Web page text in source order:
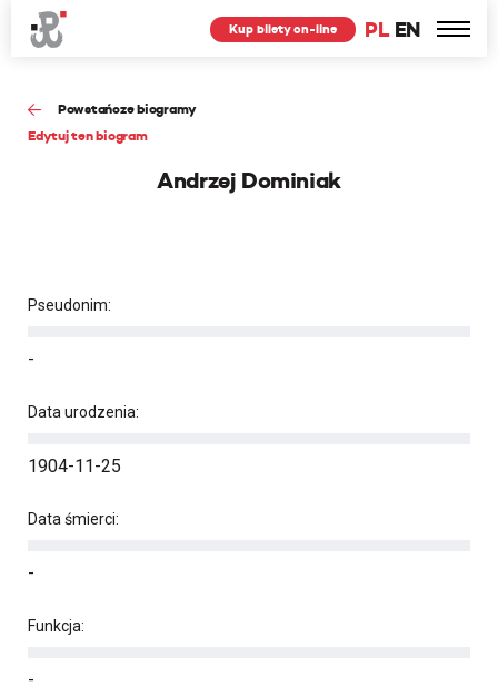
PL EN
Kup bilety on-line
Powstańcze biogramy
Edytuj ten biogram
Andrzej Dominiak
Pseudonim:
-
Data urodzenia:
1904-11-25
Data śmierci:
-
Funkcja:
-